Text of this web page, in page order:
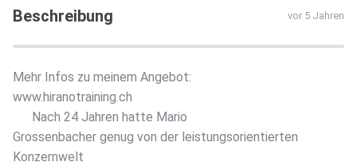
Beschreibung vor 5 Jahren
Mehr Infos zu meinem Angebot:
www.hiranotraining.ch
Nach 24 Jahren hatte Mario
Grossenbacher genug von der leistungsorientierten
Konzernwelt